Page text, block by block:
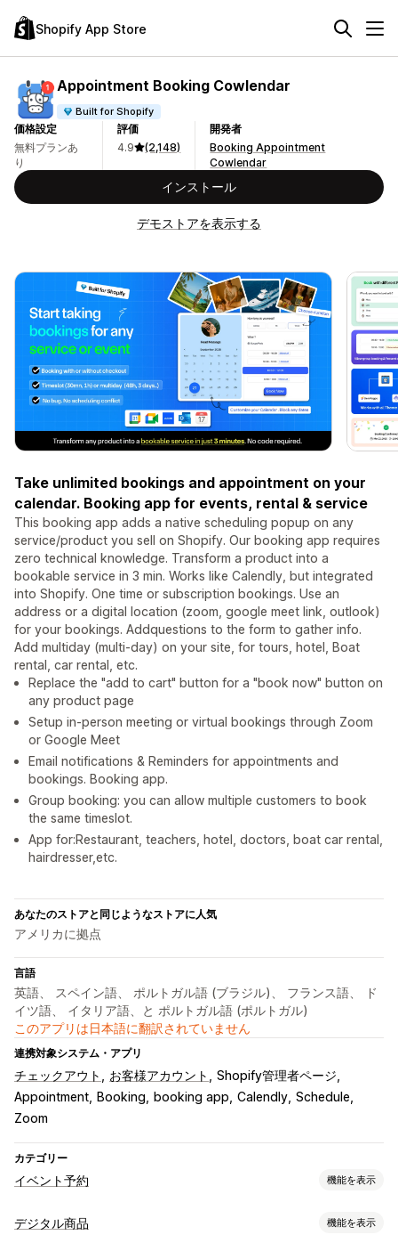
Shopify App Store
Appointment Booking Cowlendar
Built for Shopify
価格設定
無料プランあ
り
評価
4.9
(2,148)
開発者
Booking Appointment
Cowlendar
インストール
デモストアを表示する
Take unlimited bookings and appointment on your
calendar. Booking app for events, rental & service
This booking app adds a native scheduling popup on any
service/product you sell on Shopify. Our booking app requires
zero technical knowledge. Transform a product into a
bookable service in 3 min. Works like Calendly, but integrated
into Shopify. One time or subscription bookings. Use an
address or a digital location (zoom, google meet link, outlook)
for your bookings. Addquestions to the form to gather info.
Add multiday (multi-day) on your site, for tours, hotel, Boat
rental, car rental, etc.
Replace the "add to cart" button for a "book now" button on
any product page
Setup in-person meeting or virtual bookings through Zoom
or Google Meet
Email notifications & Reminders for appointments and
bookings. Booking app.
Group booking: you can allow multiple customers to book
the same timeslot.
App for:Restaurant, teachers, hotel, doctors, boat car rental,
hairdresser,etc.
あなたのストアと同じようなストアに人気
アメリカに拠点
言語
英語、 スペイン語、 ポルトガル語 (ブラジル)、 フランス語、 ド
イツ語、 イタリア語、と ポルトガル語 (ポルトガル)
このアプリは日本語に翻訳されていません
連携対象システム・アプリ
チェックアウト お客様アカウント
Shopify管理者ページ
Appointment
Booking booking app Calendly Schedule
Zoom
カテゴリー
イベント予約 機能を表示
イベントタイプ
デジタル商品 機能を表示